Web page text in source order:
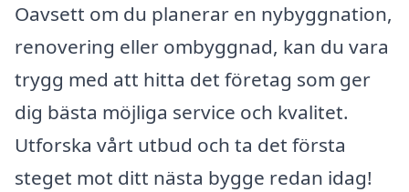
Oavsett om du planerar en nybyggnation,
renovering eller ombyggnad, kan du vara
trygg med att hitta det företag som ger
dig bästa möjliga service och kvalitet.
Utforska vårt utbud och ta det första
steget mot ditt nästa bygge redan idag!